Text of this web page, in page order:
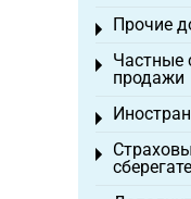
Прочие
Toggle
Частные
продажи
Toggle
Toggle
Toggle